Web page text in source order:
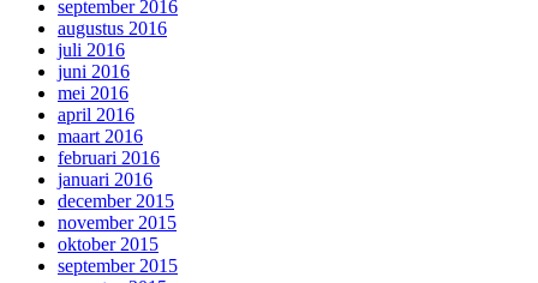
september 2016
augustus 2016
juli 2016
juni 2016
mei 2016
april 2016
maart 2016
februari 2016
januari 2016
december 2015
november 2015
oktober 2015
september 2015